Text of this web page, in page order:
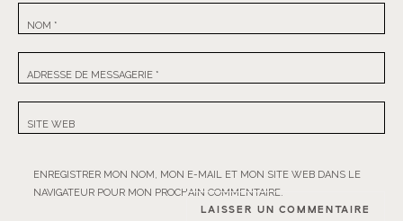
NOM *
ADRESSE DE MESSAGERIE *
SITE WEB
ENREGISTRER MON NOM, MON E-MAIL ET MON SITE WEB DANS LE
NAVIGATEUR POUR MON PROCHAIN COMMENTAIRE.